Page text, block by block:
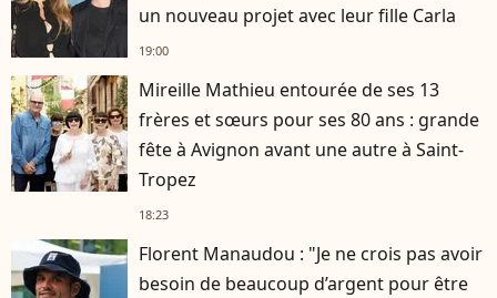
un nouveau projet avec leur fille Carla
19:00
Mireille Mathieu entourée de ses 13
frères et sœurs pour ses 80 ans : grande
fête à Avignon avant une autre à Saint-
Tropez
18:23
Florent Manaudou : "Je ne crois pas avoir
besoin de beaucoup d’argent pour être